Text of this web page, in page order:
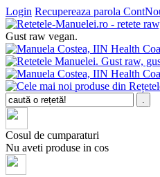
Login Recupereaza parola
Gust raw vegan.
Cosul de cumparaturi
Nu aveti produse in cos